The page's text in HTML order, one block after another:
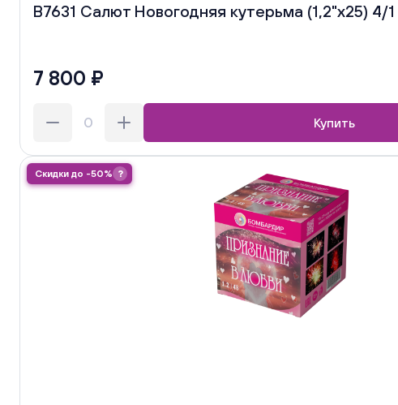
В7631 Салют Новогодняя кутерьма (1,2"х25) 4/1
7 800 ₽
Купить
Скидки до -50% ?